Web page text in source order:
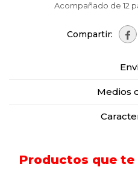
Acompañado de 12

Medios
Productos que